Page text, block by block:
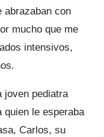
abrazaban con
mucho que me
intensivos,
joven pediatra
quien le esperaba
Carlos, su